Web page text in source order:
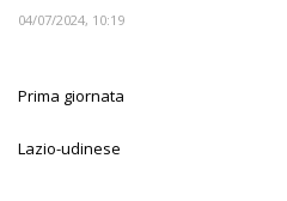
04/07/2024, 10:19
Prima giornata
Lazio-udinese